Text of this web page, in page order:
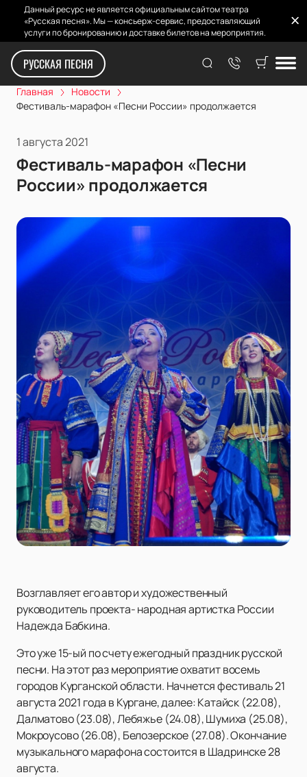
Данный ресурс не является официальным сайтом театра
«Русская песня». Мы — консьерж-сервис, предоставляющий
услуги по бронированию и доставке билетов на мероприятия.
РУССКАЯ ПЕСНЯ
Главная
Новости
Фестиваль-марафон «Песни России» продолжается
1 августа 2021
Фестиваль-марафон «Песни
России» продолжается
Возглавляет его автор и художественный
руководитель проекта- народная артистка России
Надежда Бабкина.
Это уже 15-ый по счету ежегодный праздник русской
песни. На этот раз мероприятие охватит восемь
городов Курганской области. Начнется фестиваль 21
августа 2021 года в Кургане, далее: Катайск (22.08),
Далматово (23.08), Лебяжье (24.08), Шумиха (25.08),
Мокроусово (26.08), Белозерское (27.08). Окончание
музыкального марафона состоится в Шадринске 28
августа.